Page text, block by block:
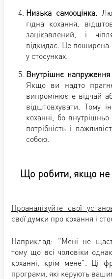
Низька самооцінка.
гідна кохання,
зацікавлений, і
відкидає. Це
у стосунках.
Внутрішнє напруження
Якщо ви надто
випромінюєте відчай
відштовхувати. Тому
коханні, бо
потрібність і
собою.
Що робити, якщо не
Проаналізуйте свої
свої думки про кохання і
Наприклад: "Мені не
тому що всі чоловіки
коханні, крім мене". Ці
програми, які керують